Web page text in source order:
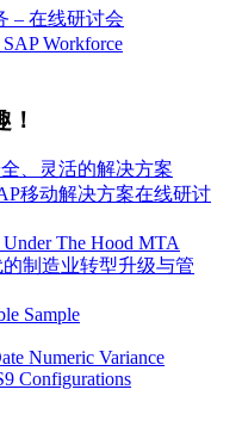
– 在线研讨会
Workforce
、灵活的解决方案
移动解决方案在线研讨
The Hood MTA
制造业转型升级与管
Sample
Numeric Variance
Configurations